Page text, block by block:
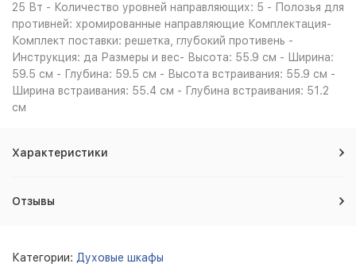
25 Вт - Количество уровней направляющих: 5 - Полозья для
противней: хромированные направляющие Комплектация-
Комплект поставки: решетка, глубокий противень -
Инструкция: да Размеры и вес- Высота: 55.9 см - Ширина:
59.5 см - Глубина: 59.5 см - Высота встраивания: 55.9 см -
Ширина встраивания: 55.4 см - Глубина встраивания: 51.2
см
Характеристики
Отзывы
Категории: Духовые шкафы